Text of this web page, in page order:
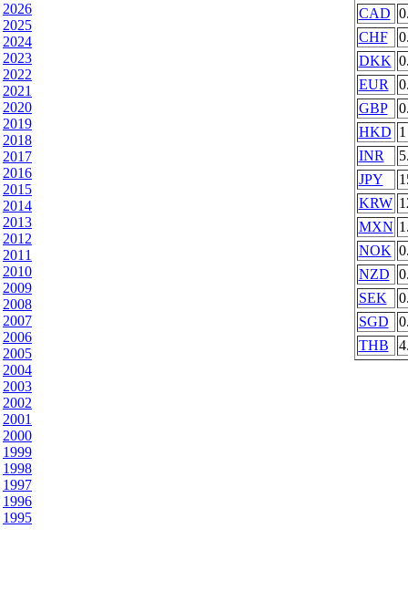
2026
2025
2024
2023
2022
2021
2020
2019
2018
2017
2016
2015
2014
2013
2012
2011
2010
2009
2008
2007
2006
2005
2004
2003
2002
2001
2000
1999
1998
1997
1996
1995
CAD
CHF
DKK
EUR
GBP
HKD 1
INR
JPY
KRW
MXN
NOK
NZD
SEK
SGD
THB